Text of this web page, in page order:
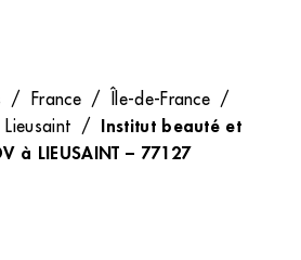
/ France / Île-de-France /
Lieusaint / Institut beauté et
à LIEUSAINT – 77127